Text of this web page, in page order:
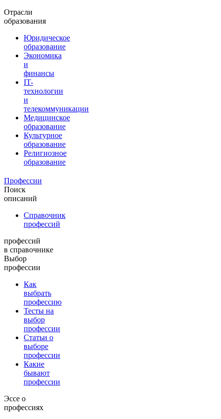
Отрасли
образования
Юридическое
образование
Экономика
и
финансы
IT-
технологии
и
телекоммуникации
Медицинское
образование
Культурное
образование
Религиозное
образование
Профессии
Поиск
описаний
Справочник
профессий
профессий
в справочнике
Выбор
профессии
Как
выбрать
профессию
Тесты на
выбор
профессии
Статьи о
выборе
профессии
Какие
бывают
профессии
Эссе о
профессиях